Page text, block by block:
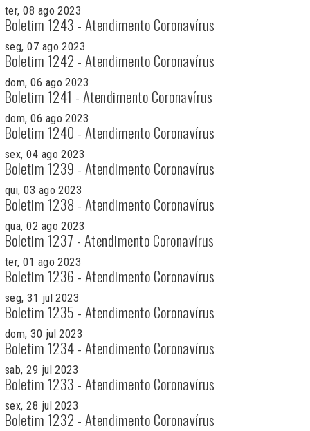
ter, 08 ago 2023
Boletim 1243 - Atendimento Coronavírus
seg, 07 ago 2023
Boletim 1242 - Atendimento Coronavírus
dom, 06 ago 2023
Boletim 1241 - Atendimento Coronavírus
dom, 06 ago 2023
Boletim 1240 - Atendimento Coronavírus
sex, 04 ago 2023
Boletim 1239 - Atendimento Coronavírus
qui, 03 ago 2023
Boletim 1238 - Atendimento Coronavírus
qua, 02 ago 2023
Boletim 1237 - Atendimento Coronavírus
ter, 01 ago 2023
Boletim 1236 - Atendimento Coronavírus
seg, 31 jul 2023
Boletim 1235 - Atendimento Coronavírus
dom, 30 jul 2023
Boletim 1234 - Atendimento Coronavírus
sab, 29 jul 2023
Boletim 1233 - Atendimento Coronavírus
sex, 28 jul 2023
Boletim 1232 - Atendimento Coronavírus